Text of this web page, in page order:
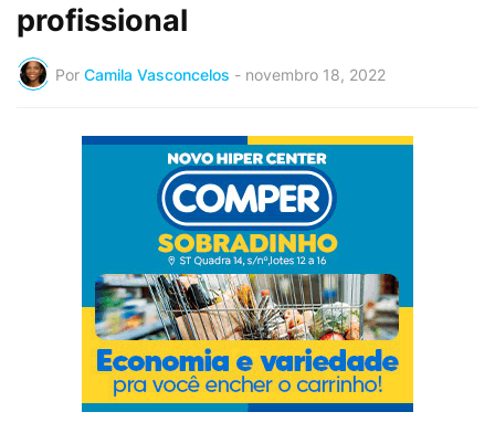
profissional
Por Camila Vasconcelos - novembro 18, 2022